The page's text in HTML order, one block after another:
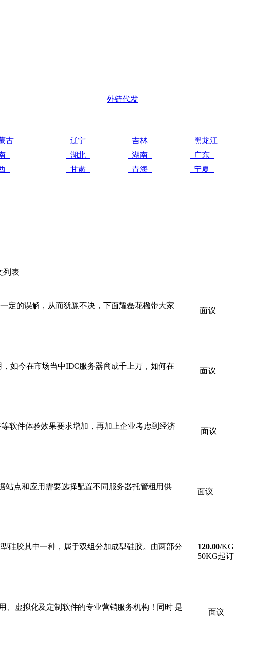
外链代发
古 辽宁 吉林
黑龙江
湖北 湖南
广东
甘肃 青海
宁夏
定的误解，从而犹豫不决，下面耀磊花楹带大家
面议
如今在市场当中IDC服务器商成千上万，如何在
面议
软件体验效果要求增加，再加上企业考虑到经济
面议
站点和应用需要选择配置不同服务器托管租用供
面议
硅胶其中一种，属于双组分加成型硅胶。由两部分
120.00/KG
50KG起订
、虚拟化及定制软件的专业营销服务机构！同时 是
面议